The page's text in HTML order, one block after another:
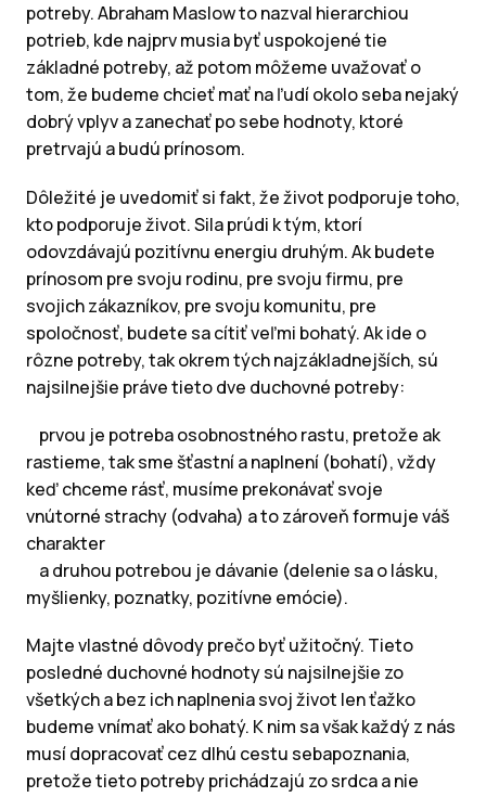
potreby. Abraham Maslow to nazval hierarchiou
potrieb, kde najprv musia byť uspokojené tie
základné potreby, až potom môžeme uvažovať o
tom, že budeme chcieť mať na ľudí okolo seba nejaký
dobrý vplyv a zanechať po sebe hodnoty, ktoré
pretrvajú a budú prínosom.
Dôležité je uvedomiť si fakt, že život podporuje toho,
kto podporuje život. Sila prúdi k tým, ktorí
odovzdávajú pozitívnu energiu druhým. Ak budete
prínosom pre svoju rodinu, pre svoju firmu, pre
svojich zákazníkov, pre svoju komunitu, pre
spoločnosť, budete sa cítiť veľmi bohatý. Ak ide o
rôzne potreby, tak okrem tých najzákladnejších, sú
najsilnejšie práve tieto dve duchovné potreby:
prvou je potreba osobnostného rastu, pretože ak
rastieme, tak sme šťastní a naplnení (bohatí), vždy
keď chceme rásť, musíme prekonávať svoje
vnútorné strachy (odvaha) a to zároveň formuje váš
charakter
a druhou potrebou je dávanie (delenie sa o lásku,
myšlienky, poznatky, pozitívne emócie).
Majte vlastné dôvody prečo byť užitočný. Tieto
posledné duchovné hodnoty sú najsilnejšie zo
všetkých a bez ich naplnenia svoj život len ťažko
budeme vnímať ako bohatý. K nim sa však každý z nás
musí dopracovať cez dlhú cestu sebapoznania,
pretože tieto potreby prichádzajú zo srdca a nie